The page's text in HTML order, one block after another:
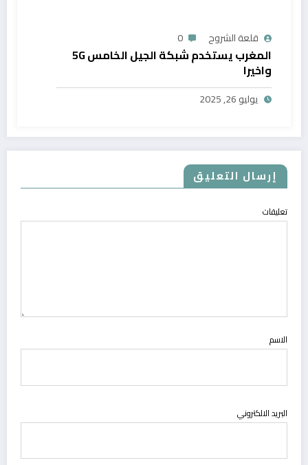
قلعة الشروح 0
المغرب يستخدم شبكة الجيل الخامس 5G
واخيرا
يوليو 26, 2025
إرسال التعليق
تعليقات
الاسم
البريد الالكتروني